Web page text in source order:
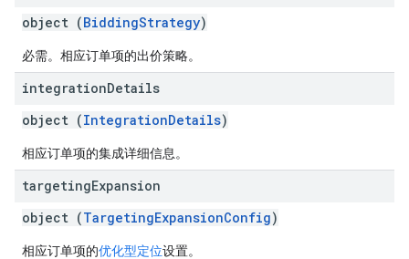
object (BiddingStrategy)
必需。相应订单项的出价策略。
integrationDetails
object (IntegrationDetails)
相应订单项的集成详细信息。
targetingExpansion
object (TargetingExpansionConfig)
相应订单项的优化型定位设置。